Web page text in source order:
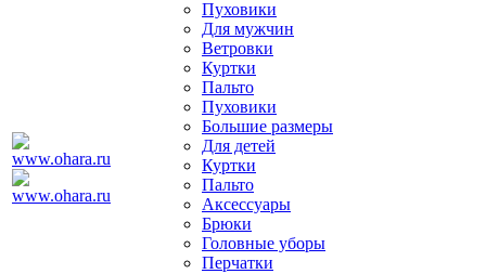
Пуховики
Для мужчин
Ветровки
Куртки
Пальто
Пуховики
Большие размеры
Для детей
Куртки
Пальто
Аксессуары
Брюки
Головные уборы
Перчатки